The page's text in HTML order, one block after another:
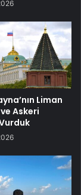
Liman
ve Askeri